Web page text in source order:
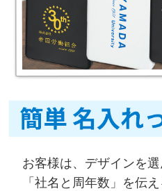
お客様は、デザインを
「社名と周年数」を伝